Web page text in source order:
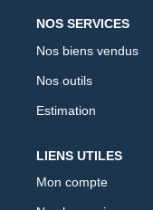
NOS SERVICES
Nos biens vendus
Nos outils
Estimation
LIENS UTILES
Mon compte